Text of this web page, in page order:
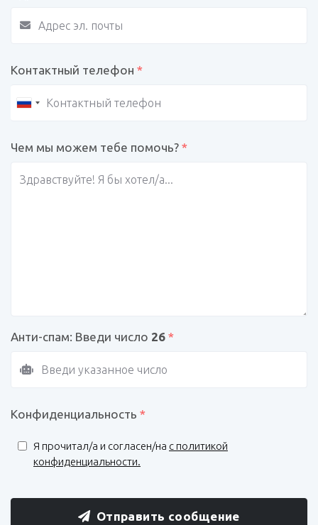
Контактный телефон *
Чем мы можем тебе помочь? *
Анти-спам: Введи число 26 *
Конфиденциальность *
Я прочитал/a и согласен/на с политикой
конфиденциальности.
Отправить сообщение